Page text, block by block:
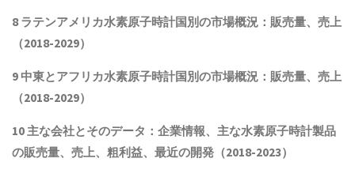
8 ラテンアメリカ水素原子時計国別の市場概況：販売量、売上
（2018-2029）
9 中東とアフリカ水素原子時計国別の市場概況：販売量、売上
（2018-2029）
10 主な会社とそのデータ：企業情報、主な水素原子時計製品
の販売量、売上、粗利益、最近の開発（2018-2023）